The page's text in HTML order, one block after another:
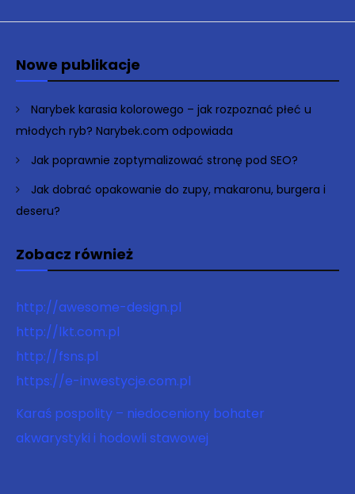
Nowe publikacje
Narybek karasia kolorowego – jak rozpoznać płeć u
młodych ryb? Narybek.com odpowiada
Jak poprawnie zoptymalizować stronę pod SEO?
Jak dobrać opakowanie do zupy, makaronu, burgera i
deseru?
Zobacz również
http://awesome-design.pl
http://lkt.com.pl
http://fsns.pl
https://e-inwestycje.com.pl
Karaś pospolity – niedoceniony bohater
akwarystyki i hodowli stawowej